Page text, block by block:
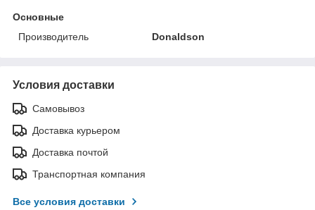
Основные
Производитель
Donaldson
Условия доставки
Самовывоз
Доставка курьером
Доставка почтой
Транспортная компания
Все условия доставки